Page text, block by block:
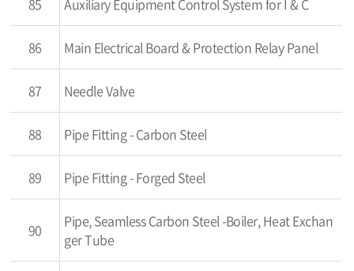
85 Auxiliary Equipment Control System for I & C
86 Main Electrical Board & Protection Relay Panel
87 Needle Valve
88 Pipe Fitting - Carbon Steel
89 Pipe Fitting - Forged Steel
90
Pipe, Seamless Carbon Steel -Boiler, Heat Exchan
ger Tube